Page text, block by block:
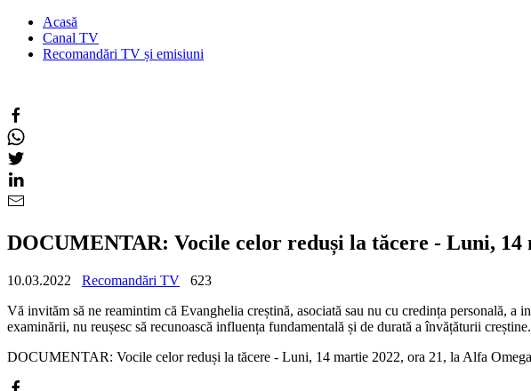
Acasă
Canal TV
Recomandări TV și emisiuni
DOCUMENTAR: Vocile celor reduși la tăcere - Luni, 14
10.03.2022 Recomandări TV
623
Vă invităm să ne reamintim că Evanghelia creștină, asociată sau nu cu credința personală,
examinării, nu reușesc să recunoască influența fundamentală și de durată a învățăturii creștine.
DOCUMENTAR: Vocile celor reduși la tăcere - Luni, 14 martie 2022, ora 21, la Alfa